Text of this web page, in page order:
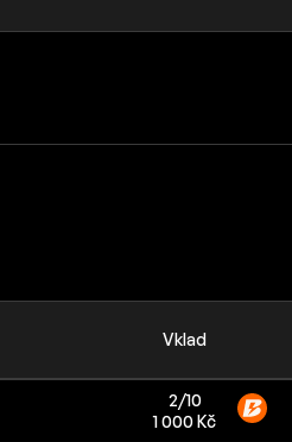
Vklad
2/10
1 000 Kč